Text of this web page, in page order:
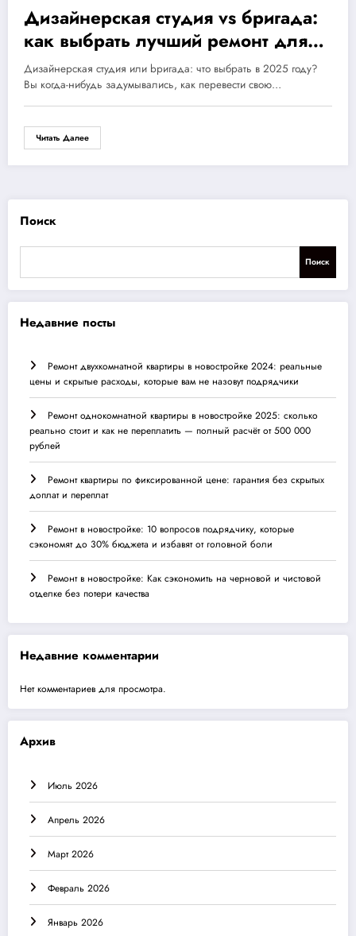
Дизайнерская студия vs бригада:
как выбрать лучший ремонт для
счастья в 2025 году?
Дизайнерская студия или bригада: что выбрать в 2025 году?
Вы когда-нибудь задумывались, как перевести свою…
Читать Далее
Поиск
Поиск
Недавние посты
Ремонт двухкомнатной квартиры в новостройке 2024: реальные
цены и скрытые расходы, которые вам не назовут подрядчики
Ремонт однокомнатной квартиры в новостройке 2025: сколько
реально стоит и как не переплатить — полный расчёт от 500 000
рублей
Ремонт квартиры по фиксированной цене: гарантия без скрытых
доплат и переплат
Ремонт в новостройке: 10 вопросов подрядчику, которые
сэкономят до 30% бюджета и избавят от головной боли
Ремонт в новостройке: Как сэкономить на черновой и чистовой
отделке без потери качества
Недавние комментарии
Нет комментариев для просмотра.
Архив
Июль 2026
Апрель 2026
Март 2026
Февраль 2026
Январь 2026